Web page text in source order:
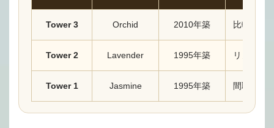
Tower 3 Orchid 2010年築 比較的新
Tower 2 Lavender 1995年築 リノベ済
Tower 1 Jasmine 1995年築 間取りタ